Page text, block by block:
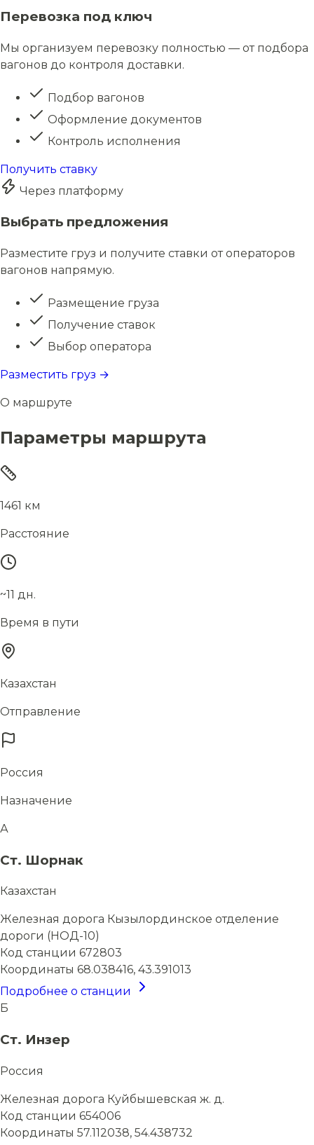
Перевозка под ключ
Мы организуем перевозку полностью — от подбора
вагонов до контроля доставки.
Подбор вагонов
Оформление документов
Контроль исполнения
Получить ставку
Через платформу
Выбрать предложения
Разместите груз и получите ставки от операторов
вагонов напрямую.
Размещение груза
Получение ставок
Выбор оператора
Разместить груз →
О маршруте
Параметры маршрута
1461 км
Расстояние
~11 дн.
Время в пути
Казахстан
Отправление
Россия
Назначение
А
Ст. Шорнак
Казахстан
Железная дорога Кызылординское отделение
дороги (НОД-10)
Код станции 672803
Координаты 68.038416, 43.391013
Подробнее о станции
Б
Ст. Инзер
Россия
Железная дорога Куйбышевская ж. д.
Код станции 654006
Координаты 57.112038, 54.438732